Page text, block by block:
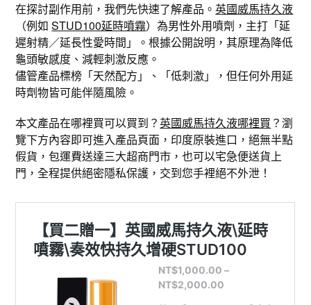
在探討副作用前，我們先快速了解產品。英國威馬持久液
（例如STUD100延時噴霧）為男性外用噴劑，主打「延
遲射精／延長性愛時間」。根據公開說明，其原理為降低
龜頭敏感度、減輕刺激反應。
儘管產品標榜「天然配方」、「低刺激」，但任何外用延
時劑物皆可能伴隨風險。
本文產品在哪裡買可以買到？英國威馬持久液哪裡買 ？瀏
覽下方內容即可進入產品頁面，印度原裝進口，絕無半點
假貨，包運費送達三大超商門市，也可以宅急便送貨上
門，全程提供絕密隱私保護，交到您手裡絕不外泄！